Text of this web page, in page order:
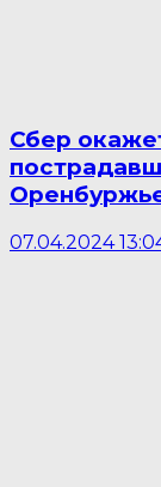
Сбер
07.04.2024